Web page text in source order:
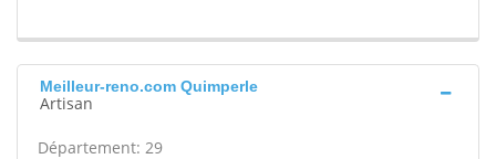
Meilleur-reno.com Quimperle
Artisan
Département: 29